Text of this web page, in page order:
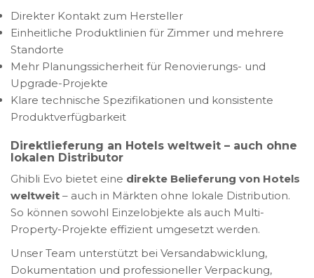
Direkter Kontakt zum Hersteller
Einheitliche Produktlinien für Zimmer und mehrere
Standorte
Mehr Planungssicherheit für Renovierungs- und
Upgrade-Projekte
Klare technische Spezifikationen und konsistente
Produktverfügbarkeit
Direktlieferung an Hotels weltweit – auch ohne
lokalen Distributor
Ghibli Evo bietet eine direkte Belieferung von Hotels
weltweit – auch in Märkten ohne lokale Distribution.
So können sowohl Einzelobjekte als auch Multi-
Property-Projekte effizient umgesetzt werden.
Unser Team unterstützt bei Versandabwicklung,
Dokumentation und professioneller Verpackung,